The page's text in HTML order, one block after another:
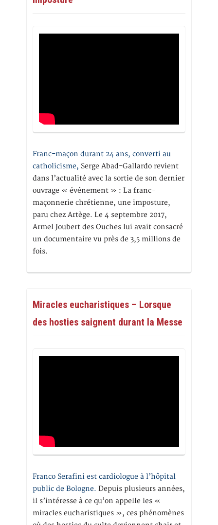
Franc-maçon durant 24 ans, converti au
catholicisme, Serge Abad-Gallardo revient
dans l’actualité avec la sortie de son dernier
ouvrage « événement » : La franc-
maçonnerie chrétienne, une imposture,
paru chez Artège. Le 4 septembre 2017,
Armel Joubert des Ouches lui avait consacré
un documentaire vu près de 3,5 millions de
fois.
Miracles eucharistiques – Lorsque
des hosties saignent durant la Messe
Franco Serafini est cardiologue à l’hôpital
public de Bologne. Depuis plusieurs années,
il s’intéresse à ce qu’on appelle les «
miracles eucharistiques », ces phénomènes